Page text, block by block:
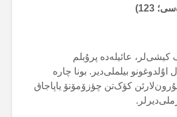
123)
عائیلەدە پرۇبلم
اۇلدوغونو بیلملی‌دیر. بونا چارە
کؤک‌تن چؤزۆمۆنۆ یاپاجاق